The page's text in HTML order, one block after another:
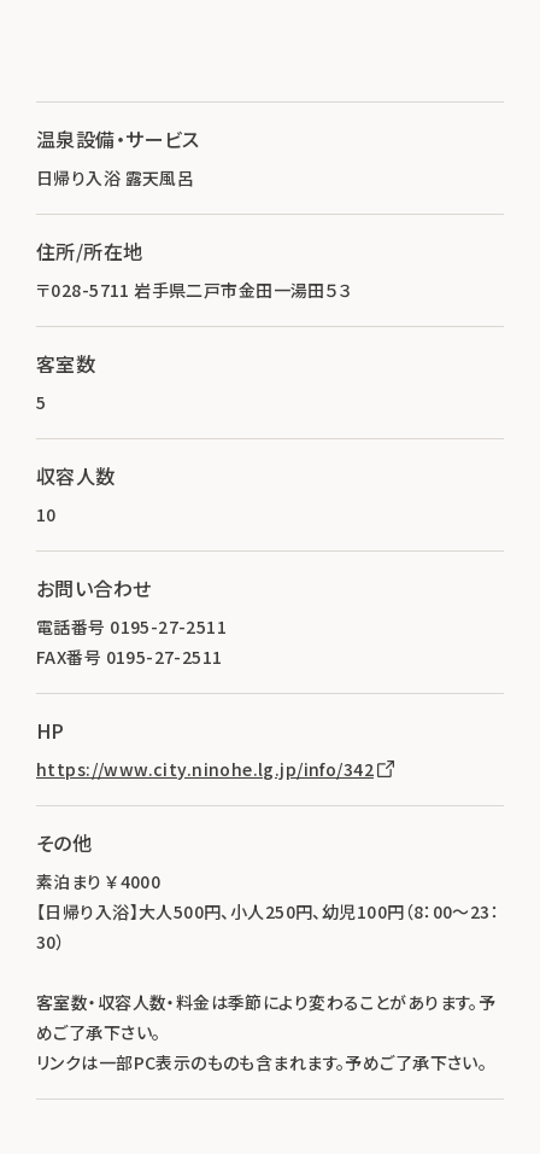
温泉設備・サービス
日帰り入浴 露天風呂
住所/所在地
〒028-5711 岩手県二戸市金田一湯田５３
客室数
5
収容人数
10
お問い合わせ
電話番号 0195-27-2511
FAX番号 0195-27-2511
HP
https://www.city.ninohe.lg.jp/info/342
その他
素泊まり ￥4000
【日帰り入浴】大人500円、小人250円、幼児100円（8：00～23：
30）
客室数・収容人数・料金は季節により変わることがあります。予
めご了承下さい。
リンクは一部PC表示のものも含まれます。予めご了承下さい。